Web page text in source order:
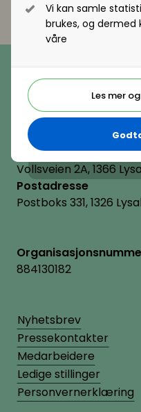
Vi kan samle
brukes, og
våre
Les mer
(+47) 22 11 11 22
E-post
hrnorge@hrnorge.no
Besøksadresse
Vollsveien 2A, 1366
Postadresse
Postboks 331, 1326
884130182
Nyhetsbrev
Pressekontakter
Medarbeidere
Ledige stillinger
Personvernerklæring